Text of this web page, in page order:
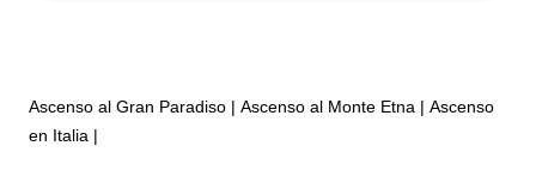
Ascenso al Gran Paradiso | Ascenso al Monte Etna | Ascenso
en Italia |